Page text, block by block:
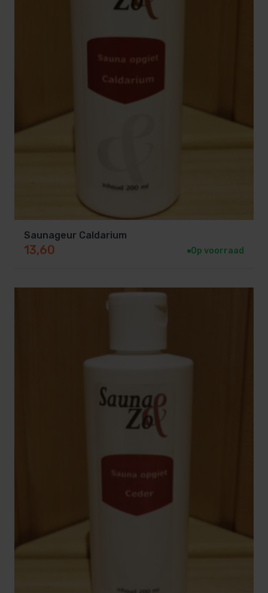
Saunageur Caldarium
13,60 Op voorraad